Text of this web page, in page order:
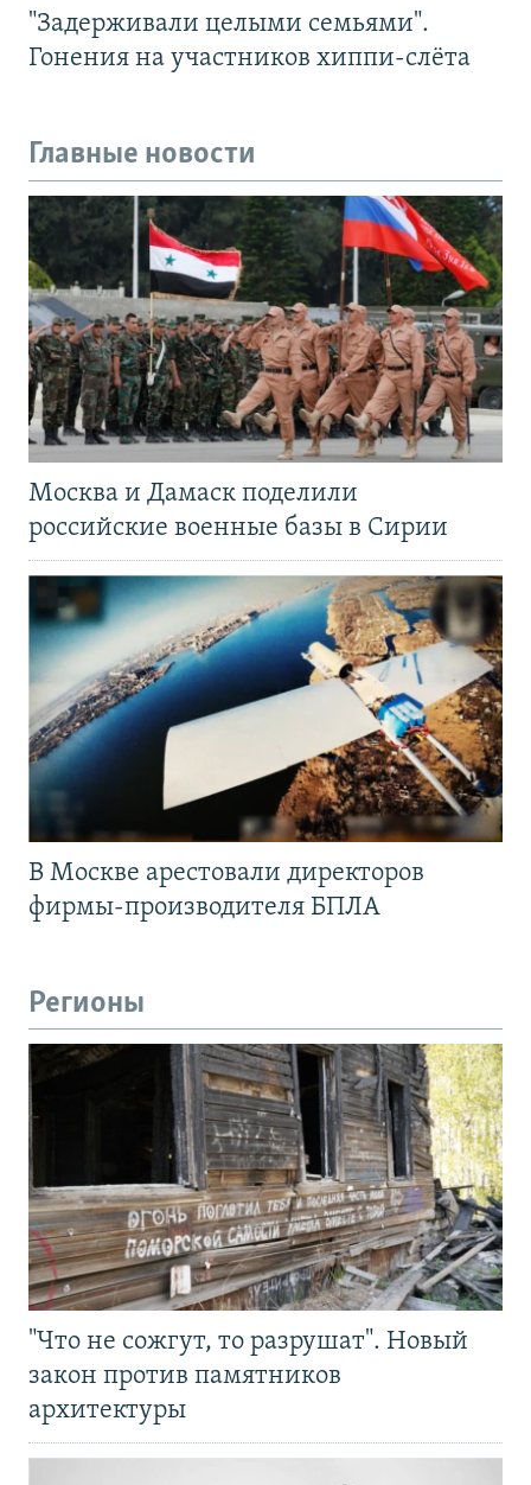
"Задерживали целыми семьями".
Гонения на участников хиппи-слёта
Главные новости
Москва и Дамаск поделили
российские военные базы в Сирии
В Москве арестовали директоров
фирмы-производителя БПЛА
Регионы
"Что не сожгут, то разрушат". Новый
закон против памятников
архитектуры